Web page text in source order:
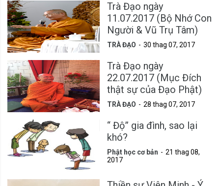
Trà Đạo ngày
11.07.2017 (Bộ Nhớ Con
Người & Vũ Trụ Tâm)
TRÀ ĐẠO 30 thag 07, 2017
Trà Đạo ngày
22.07.2017 (Mục Đích
thật sự của Đạo Phật)
TRÀ ĐẠO 28 thag 07, 2017
“ Độ” gia đình, sao lại
khó?
Phật học cơ bản
21 thag 08,
2017